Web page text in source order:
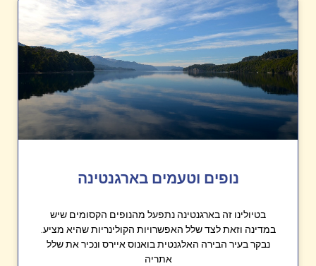
נופים וטעמים בארגנטינה
בטיולינו זה בארגנטינה נתפעל מהנופים הקסומים שיש
במדינה וזאת לצד שלל האפשרויות הקולינריות שהיא מציע.
נבקר בעיר הבירה האלגנטית בואנוס איירס ונכיר את שלל
אתריה